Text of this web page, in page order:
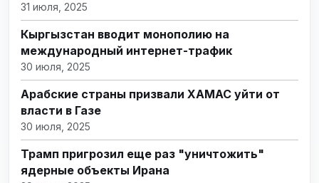
31 июля, 2025
Кыргызстан вводит монополию на
международный интернет-трафик
30 июля, 2025
Арабские страны призвали ХАМАС уйти от
власти в Газе
30 июля, 2025
Трамп пригрозил еще раз "уничтожить"
ядерные объекты Ирана